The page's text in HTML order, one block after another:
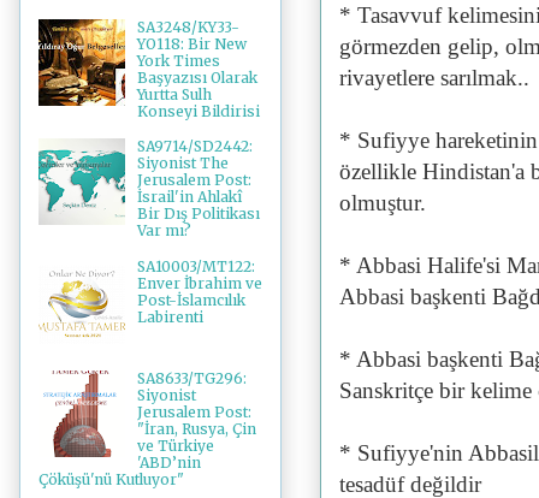
* Tasavvuf
görmezden gelip,
rivayetlere sarılmak..
* Sufiyye hareketinin
özellikle Hindistan'a
olmuştur.
* Abbasi Halife'si
Abbasi başkenti
* Abbasi başkenti
Sanskritçe bir kelime
* Sufiyye'nin
tesadüf değildir
SA3248/KY33-
YO118: Bir New
York Times
Başyazısı Olarak
Yurtta Sulh
Konseyi Bildirisi
SA9714/SD2442:
Siyonist The
Jerusalem Post:
İsrail'in Ahlakî
Bir Dış Politikası
Var mı?
SA10003/MT122:
Enver İbrahim ve
Post-İslamcılık
Labirenti
SA8633/TG296:
Siyonist
Jerusalem Post:
"İran, Rusya, Çin
ve Türkiye
'ABD’nin
Çöküşü'nü Kutluyor"